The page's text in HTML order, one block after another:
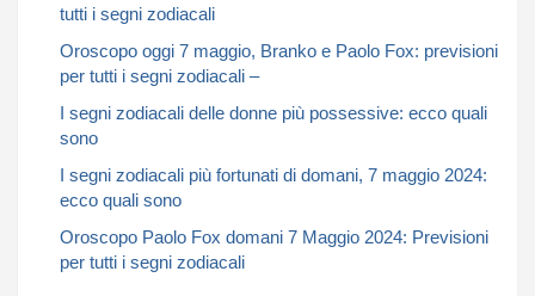
tutti i segni zodiacali​​​​​
Oroscopo oggi 7 maggio, Branko e Paolo Fox: previsioni
per tutti i segni zodiacali –
I segni zodiacali delle donne più possessive: ecco quali
sono
I segni zodiacali più fortunati di domani, 7 maggio 2024:
ecco quali sono
Oroscopo Paolo Fox domani 7 Maggio 2024: Previsioni
per tutti i segni zodiacali​​​​​